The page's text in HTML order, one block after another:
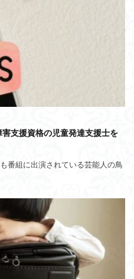
支援資格の児童発達支援士を
番組に出演されている芸能人の鳥